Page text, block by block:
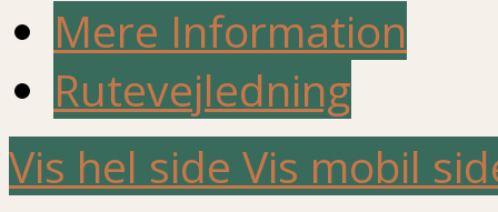
Mere Information
Rutevejledning
Vis hel side Vis mobil